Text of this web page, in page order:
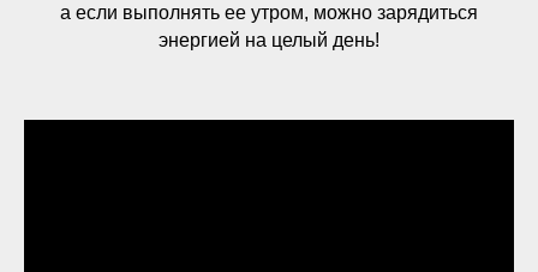
а если выполнять ее утром, можно зарядиться
энергией на целый день!